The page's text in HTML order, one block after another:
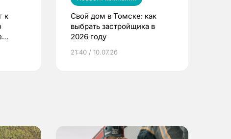
к
Свой дом в Томске: как
выбрать застройщика в
2026 году
21:40 / 10.07.26